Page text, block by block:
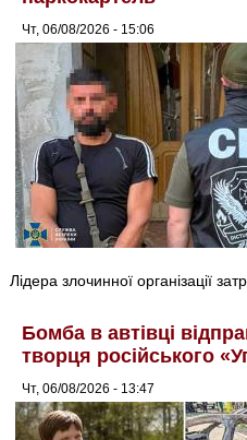
Чт, 06/08/2026 - 15:06
Лідера злочинної організації
Бомба в автівці
творця російського
Чт, 06/08/2026 - 13:47